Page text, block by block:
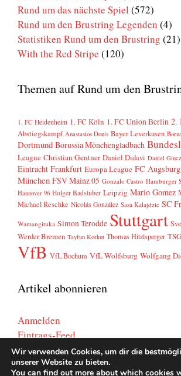
Rund um das nächste Spiel (572)
Rund um den Brustring Legenden (4)
Statistiken Rund um den Brustring (21)
With the Red Stripe (120)
Themen auf Rund um den
1. FC Heidenheim 1. FC Köln 1. FC Union Berlin 2.
Abstiegskampf Anastasios Donis Bayer Leverkusen
Dortmund Borussia Mönchengladbach
League Christian Gentner Daniel Didavi Daniel
Eintracht Frankfurt Europa League FC Augsburg
München FSV Mainz 05 Gonzalo Castro Hamburger
Hannover 96 Holger Badstuber Leipzig Mario Gomez
Michael Reschke Nicolás González Sasa Kalajdzic SC
Wamangituka Simon Terodde Stuttgart
Werder Bremen Tayfun Korkut Thomas Hitzlsperger
VfB VfL Bochum VfL Wolfsburg Wolfgang
Artikel abonnieren
Anmelden
Eintrags-Feed
Kommentar-Feed
WordPress.org
Wir verwenden Cookies, um dir die
unserer Website zu bieten.
You can find out more about which cookies